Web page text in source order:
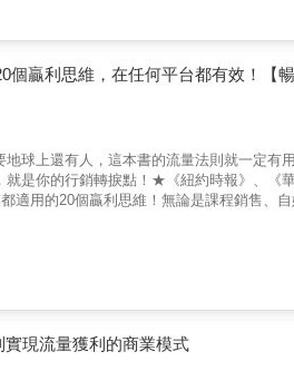
勢的關鍵大招？🚀專家致富的獲利SOP究
位獨特的專家、優秀的領導者，並創造出
家：找到你的定位，一舉成為超級黑馬，提
3. 超級銷售：把流量轉為財富，讓顧客
渴望一夕爆紅成為百萬訂閱的超夯自媒體
要具備的網路行銷技巧。真的，只要夠會
》將告訴你如何創造屬於自己的運動，並
贏利思維，在任何平台都有效！【暢
球上還有人，這本書的流量法則就一定
是你的行銷轉捩點！★《紐約時報》、《
適用的20個贏利思維！無論是課程銷售、
我該制定不同的網路行銷策略嗎？打入哪
息是，解答就在這本書裡「流量是所有公
今天、明天或永遠。」──羅素．布朗森多
都能找出符合你產品設定的夢想客戶，並
單，有效鎖定目標流量源。 根據平台特
現流量獲利的商業模式